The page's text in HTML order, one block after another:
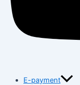
E-payment